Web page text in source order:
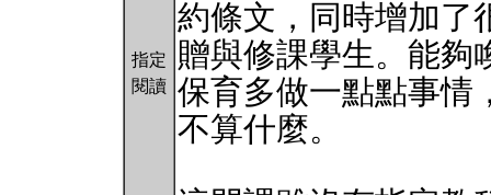
指定
閱讀
約條文，同時增加了
贈與修課學生。能夠
保育多做一點點事情
不算什麼。